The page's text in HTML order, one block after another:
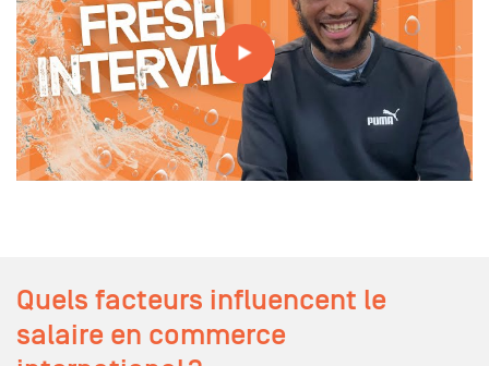
Quels facteurs influencent le
salaire en commerce